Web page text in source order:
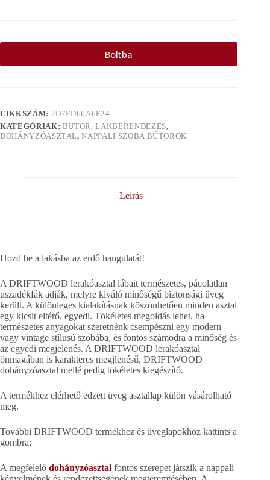
Boltba
CIKKSZÁM: 2D7FD66A6F24
KATEGÓRIÁK: BÚTOR, LAKBERENDEZÉS,
DOHÁNYZÓASZTAL,NAPPALI SZOBA BÚTOROK
Leírás
Hozd be a lakásba az erdő hangulatát!
A DRIFTWOOD lerakóasztal lábait természetes, pácolatlan
uszadékfák adják, melyre kiváló minőségű biztonsági üveg
került. A különleges kialakításnak köszönhetően minden asztal
egy kicsit eltérő, egyedi. Tökéletes megoldás lehet, ha
természetes anyagokat szeretnénk csempészni egy modern
vagy vintage stílusú szobába, és fontos számodra a minőség és
az egyedi megjelenés. A DRIFTWOOD lerakóasztal
önmagában is karakteres megjlenésű, DRIFTWOOD
dohányzóasztal mellé pedig tökéletes kiegészítő.
A termékhez elérhető edzett üveg asztallap külön vásárolható
meg.
További DRIFTWOOD termékhez és üveglapokhoz kattints a
gombra:
A megfelelő dohányzóasztal fontos szerepet játszik a nappali